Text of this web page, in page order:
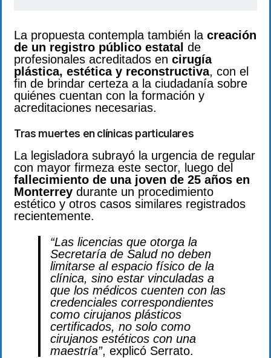
La propuesta contempla también la creación
de un registro público estatal de
profesionales acreditados en cirugía
plástica, estética y reconstructiva, con el
fin de brindar certeza a la ciudadanía sobre
quiénes cuentan con la formación y
acreditaciones necesarias.
Tras muertes en clínicas particulares
La legisladora subrayó la urgencia de regular
con mayor firmeza este sector, luego del
fallecimiento de una joven de 25 años en
Monterrey durante un procedimiento
estético y otros casos similares registrados
recientemente.
“Las licencias que otorga la
Secretaría de Salud no deben
limitarse al espacio físico de la
clínica, sino estar vinculadas a
que los médicos cuenten con las
credenciales correspondientes
como cirujanos plásticos
certificados, no solo como
cirujanos estéticos con una
maestría”, explicó Serrato.